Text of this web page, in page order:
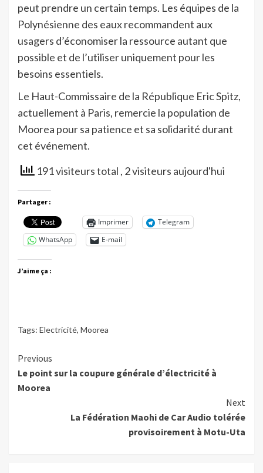
peut prendre un certain temps. Les équipes de la
Polynésienne des eaux recommandent aux
usagers d’économiser la ressource autant que
possible et de l’utiliser uniquement pour les
besoins essentiels.
Le Haut-Commissaire de la République Eric Spitz,
actuellement à Paris, remercie la population de
Moorea pour sa patience et sa solidarité durant
cet événement.
191 visiteurs total , 2 visiteurs aujourd'hui
Partager :
Imprimer
Telegram
WhatsApp
E-mail
J’aime ça :
Tags: Electricité, Moorea
Continue
Reading
Previous
Le point sur la coupure générale d’électricité à
Moorea
Next
La Fédération Maohi de Car Audio tolérée
provisoirement à Motu-Uta